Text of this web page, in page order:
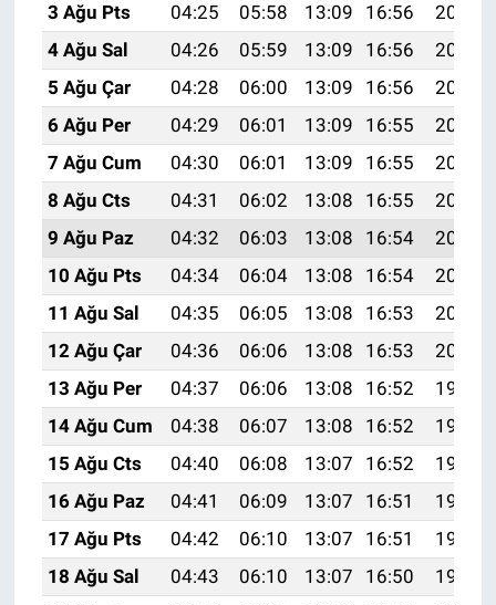
3 Ağu Pts
04:25 05:58 13:09 16:56
20:10
4 Ağu Sal
04:26 05:59 13:09 16:56
20:09
5 Ağu Çar
04:28 06:00 13:09 16:56
20:08
6 Ağu Per
04:29 06:01 13:09 16:55
20:07
7 Ağu Cum
04:30 06:01 13:09 16:55
20:06
8 Ağu Cts
04:31 06:02 13:08 16:55
20:05
9 Ağu Paz
04:32 06:03 13:08 16:54
20:04
10 Ağu Pts
04:34 06:04 13:08 16:54
20:03
11 Ağu Sal
04:35 06:05 13:08 16:53
20:01
12 Ağu Çar
04:36 06:06 13:08 16:53
20:00
13 Ağu Per
04:37 06:06 13:08 16:52
19:59
14 Ağu Cum
04:38 06:07 13:08 16:52
19:58
15 Ağu Cts
04:40 06:08 13:07 16:52
19:57
16 Ağu Paz
04:41 06:09 13:07 16:51
19:56
17 Ağu Pts
04:42 06:10 13:07 16:51
19:54
18 Ağu Sal
04:43 06:10 13:07 16:50
19:53